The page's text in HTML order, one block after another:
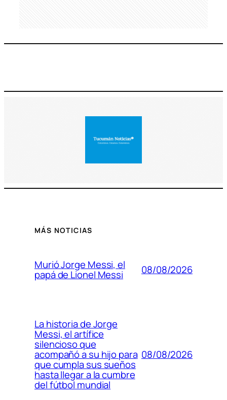
MÁS NOTICIAS
Murió Jorge Messi, el
papá de Lionel Messi 08/08/2026
La historia de Jorge
Messi, el artífice
silencioso que
acompañó a su hijo para
que cumpla sus sueños
hasta llegar a la cumbre
del fútbol mundial
08/08/2026